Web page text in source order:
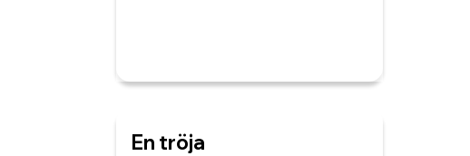
En tröja